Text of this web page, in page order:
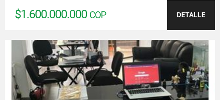
$1.600.000.000 COP DETALLE